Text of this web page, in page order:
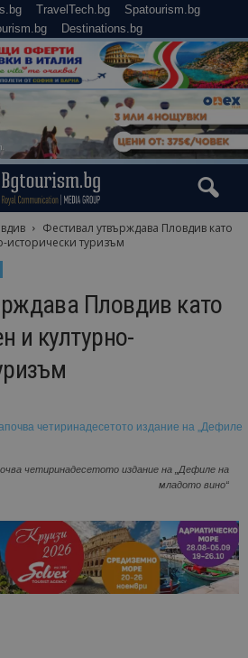
TravelTech.bg
Spatourism.bg
Destinations.bg
Фестивал утвърждава Пловдив като
исторически туризъм
Пловдив като
и културно-
четиринадесетото издание на „Дефиле на
младото вино“